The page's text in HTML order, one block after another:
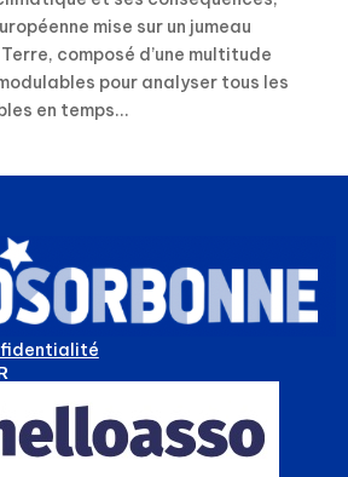
mise sur un jumeau
composé d’une multitude
pour analyser tous les
en temps...